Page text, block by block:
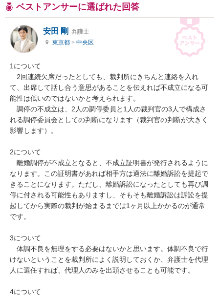
ベストアンサーに選ばれた回答
安田 剛 弁護士
東京都 > 中央区
1について
2回連続欠席だったとしても、裁判所にきちんと連絡を入れ
て、出席して話し合う意思があることを伝えれば不成立になる可
能性は低いのではないかと考えられます。
調停の不成立は、2人の調停委員と1人の裁判官の3人で構成さ
れる調停委員会としての判断になります（裁判官の判断が大きく
影響します）。
2について
離婚調停が不成立となると、不成立証明書が発行されるように
なります。この証明書があれば相手方は適法に離婚訴訟を提起で
きることになります。ただし、離婚訴訟になったとしても再び調
停に付される可能性もありますし、そもそも離婚訴訟は訴訟を提
起してから実際の裁判が始まるまでは1ヶ月以上かかるのが通常
です。
3について
体調不良を無理をする必要はないかと思います。体調不良で行
けないということを裁判所によく説明しておくか、弁護士を代理
人に選任すれば、代理人のみを出頭させることも可能です。
4について